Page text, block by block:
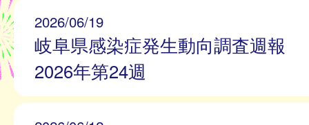
2026/06/19
岐阜県感染症発生動向調査週報
2026年第24週